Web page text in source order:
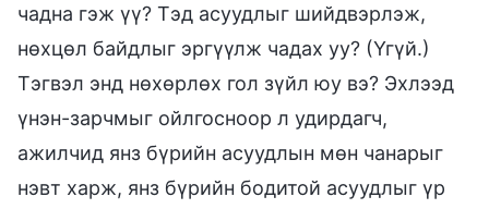
чадна гэж үү? Тэд асуудлыг шийдвэрлэж,
нөхцөл байдлыг эргүүлж чадах уу? (Үгүй.)
Тэгвэл энд нөхөрлөх гол зүйл юу вэ? Эхлээд
үнэн-зарчмыг ойлгосноор л удирдагч,
ажилчид янз бүрийн асуудлын мөн чанарыг
нэвт харж, янз бүрийн бодитой асуудлыг үр